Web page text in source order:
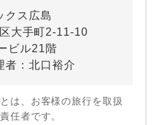
ス広島
大手町2-11-10
ビル21階
者：北口裕介
は、お客様の旅行を取扱
任者です。